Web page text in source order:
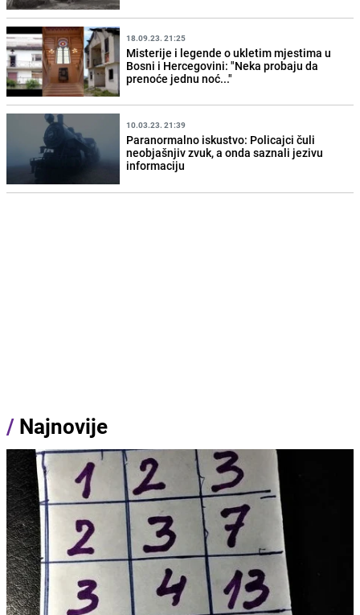
18.09.23. 21:25
Misterije i legende o ukletim mjestima u
Bosni i Hercegovini: "Neka probaju da
prenoće jednu noć..."
10.03.23. 21:39
Paranormalno iskustvo: Policajci čuli
neobjašnjiv zvuk, a onda saznali jezivu
informaciju
/ Najnovije